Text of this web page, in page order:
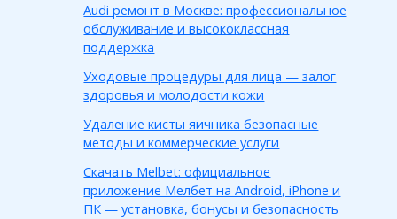
Audi ремонт в Москве: профессиональное
обслуживание и высококлассная
поддержка
Уходовые процедуры для лица — залог
здоровья и молодости кожи
Удаление кисты яичника безопасные
методы и коммерческие услуги
Скачать Melbet: официальное
приложение Мелбет на Android, iPhone и
ПК — установка, бонусы и безопасность